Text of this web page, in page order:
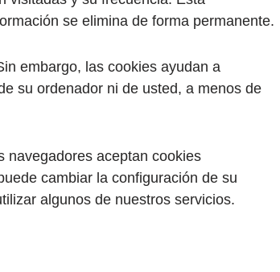
se elimina de forma permanente.
embargo, las cookies ayudan a
su ordenador ni de usted, a menos de
navegadores aceptan cookies
cambiar la configuración de su
algunos de nuestros servicios.